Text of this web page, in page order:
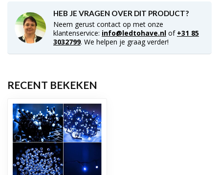
HEB JE VRAGEN OVER DIT PRODUCT?
Neem gerust contact op met onze
klantenservice: info@ledtohave.nl of +31 85
3032799. We helpen je graag verder!
RECENT BEKEKEN